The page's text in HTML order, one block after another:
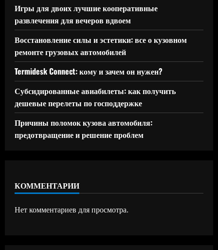
Игры для двоих лучшие кооперативные
развлечения для вечеров вдвоем
Восстановление силы и эстетики: все о кузовном
ремонте грузовых автомобилей
Termidesk Connect: кому и зачем он нужен?
Субсидированные авиабилеты: как получить
дешевые перелеты по господдержке
Причины поломок кузова автомобиля:
предотвращение и решение проблем
КОММЕНТАРИИ
Нет комментариев для просмотра.